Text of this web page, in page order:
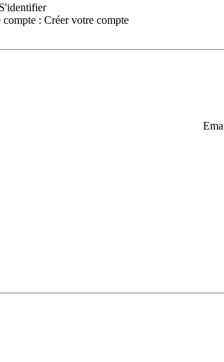
S'identifier
compte : Créer votre compte